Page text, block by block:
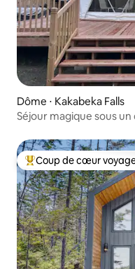
Dôme ⋅ Kakabeka Falls
Séjour magique sous
Coups de cœur
Coup de cœur